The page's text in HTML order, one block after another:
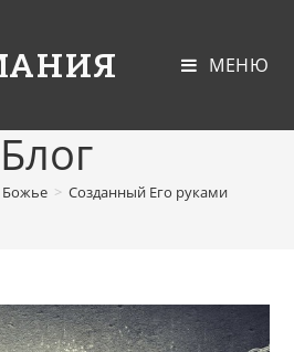
МЕНЮ
Блог
Божье > Созданный Его руками